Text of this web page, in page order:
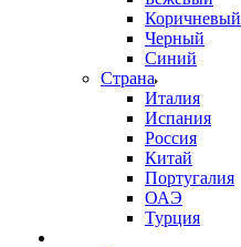
Коричневый
Черный
Синий
Страна
Италия
Испания
Россия
Китай
Португалия
ОАЭ
Турция